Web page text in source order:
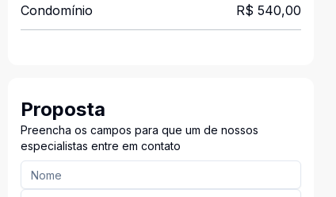
Condomínio R$ 540,00
Proposta
Preencha os campos para que um de nossos
especialistas entre em contato